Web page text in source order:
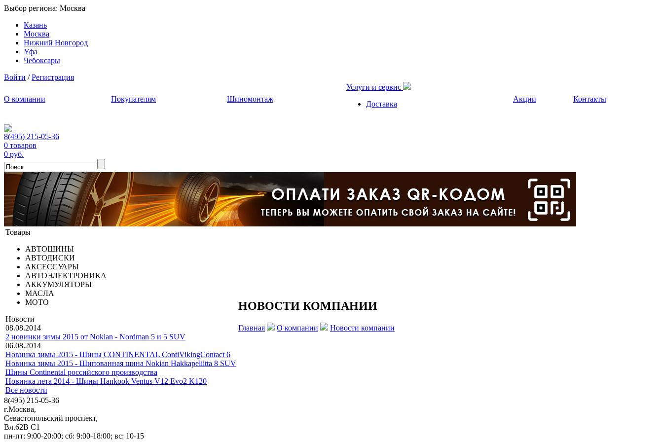
Выбор региона: Москва
Казань
Москва
Нижний Новгород
Уфа
Чебоксары
Войти /Регистрация
О компании Покупателям Шиномонтаж
Услуги и сервис
Доставка
Акции Контакты
8(495) 215-05-36
0 товаров
0 руб.
Товары
АВТОШИНЫ
АВТОДИСКИ
АКСЕССУАРЫ
АВТОЭЛЕКТРОНИКА
АККУМУЛЯТОРЫ
МАСЛА
МОТО
Новости
08.08.2014
2 новинки зимы 2015 от Nokian - Nordman 5 и 5 SUV
06.08.2014
Новинка зимы 2015 - Шины CONTINENTAL ContiVikingContact 6
Новинка зимы 2015 - Шипованная шина Nokian Hakkapeliitta 8 SUV
Шины Continental российского производства
Новинка лета 2014 - Шины Hankook Ventus V12 Evo2 K120
Все новости
НОВОСТИ КОМПАНИИ
Главная О компании Новости компании
8(495) 215-05-36
г.Москва,
Севастопольский проспект,
Вл.62В С1
пн-пт: 9:00-20:00; сб: 9:00-18:00; вс: 10-15